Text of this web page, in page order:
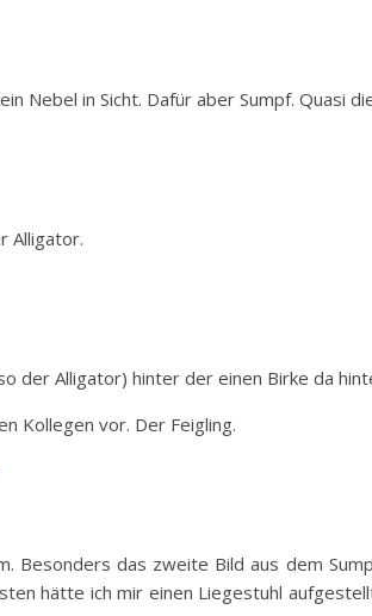
Nebel in Sicht. Dafür aber Sumpf. Quasi
Alligator.
der Alligator) hinter der einen Birke da
Kollegen vor. Der Feigling.
Besonders das zweite Bild aus dem
hätte ich mir einen Liegestuhl